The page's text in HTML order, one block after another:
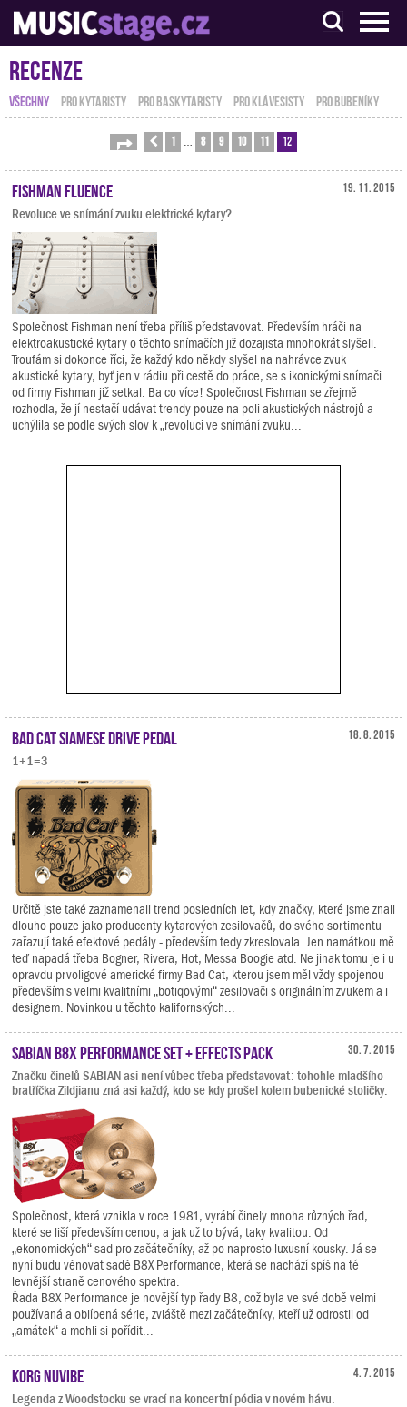
S muzikanty pro muzikanty
Recenze
VŠECHNY PRO KYTARISTY PRO BASKYTARISTY PRO KLÁVESISTY PRO BUBENÍKY
Stránka 12Předchozí
1 8 9 10 11 12
19. 11. 2015
Fishman Fluence
Revoluce ve snímání zvuku elektrické kytary?
Společnost Fishman není třeba příliš představovat. Především hráči na
elektroakustické kytary o těchto snímačích již dozajista mnohokrát slyšeli.
Troufám si dokonce říci, že každý kdo někdy slyšel na nahrávce zvuk
akustické kytary, byť jen v rádiu při cestě do práce, se s ikonickými snímači
od firmy Fishman již setkal. Ba co více! Společnost Fishman se zřejmě
rozhodla, že jí nestačí udávat trendy pouze na poli akustických nástrojů a
uchýlila se podle svých slov k „revoluci ve snímání zvuku...
18. 8. 2015
Bad Cat Siamese Drive Pedal
1+1=3
Určitě jste také zaznamenali trend posledních let, kdy značky, které jsme znali
dlouho pouze jako producenty kytarových zesilovačů, do svého sortimentu
zařazují také efektové pedály - především tedy zkreslovala. Jen namátkou mě
teď napadá třeba Bogner, Rivera, Hot, Messa Boogie atd. Ne jinak tomu je i u
opravdu prvoligové americké firmy Bad Cat, kterou jsem měl vždy spojenou
především s velmi kvalitními „botiqovými“ zesilovači s originálním zvukem a i
designem. Novinkou u těchto kalifornských...
30. 7. 2015
SABIAN B8X Performance Set + Effects Pack
Značku činelů SABIAN asi není vůbec třeba představovat: tohohle mladšího
bratříčka Zildjianu zná asi každý, kdo se kdy prošel kolem bubenické stoličky.
Společnost, která vznikla v roce 1981, vyrábí činely mnoha různých řad,
které se liší především cenou, a jak už to bývá, taky kvalitou. Od
„ekonomických“ sad pro začátečníky, až po naprosto luxusní kousky. Já se
nyní budu věnovat sadě B8X Performance, která se nachází spíš na té
levnější straně cenového spektra.
Řada B8X Performance je novější typ řady B8, což byla ve své době velmi
používaná a oblíbená série, zvláště mezi začátečníky, kteří už odrostli od
„amátek“ a mohli si pořídit...
4. 7. 2015
KORG Nuvibe
Legenda z Woodstocku se vrací na koncertní pódia v novém hávu.